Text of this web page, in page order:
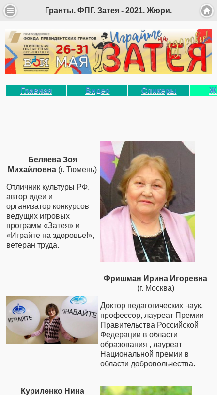
Гранты. ФПГ. Затея - 2021. Жюри.
Главная Видео Спикеры
Беляева Зоя
Михайловна (г. Тюмень)
Отличник культуры РФ,
автор идеи и
организатор конкурсов
ведущих игровых
программ «Затея» и
«Играйте на здоровье!»,
ветеран труда.
Фришман Ирина Игоревна
(г. Москва)
Доктор педагогических наук,
профессор, лауреат Премии
Правительства Российской
Федерации в области
образования , лауреат
Национальной премии в
области добровольчества.
Куриленко Нина